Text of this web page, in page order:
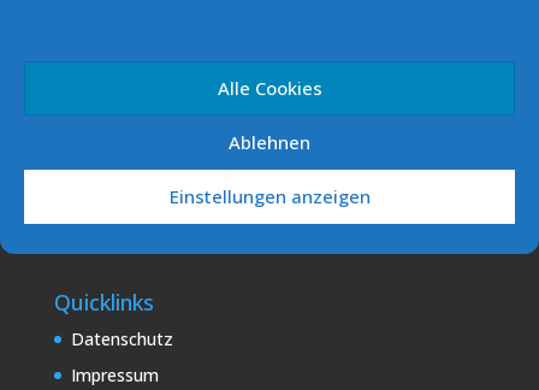
Alle Cookies
Ablehnen
Einstellungen anzeigen
Podo Sailing Club (PSC)
E-Mail: info [at] sv-podersdorf.at
Vereinskonto: ERSTE BANK
IBAN: AT34 2011 1841 8997 4300
Quicklinks
Datenschutz
Impressum